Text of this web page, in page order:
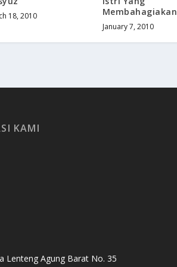
18, 2010
Membahagiakan
January 7, 2010
KAMI
Lenteng Agung Barat No. 35